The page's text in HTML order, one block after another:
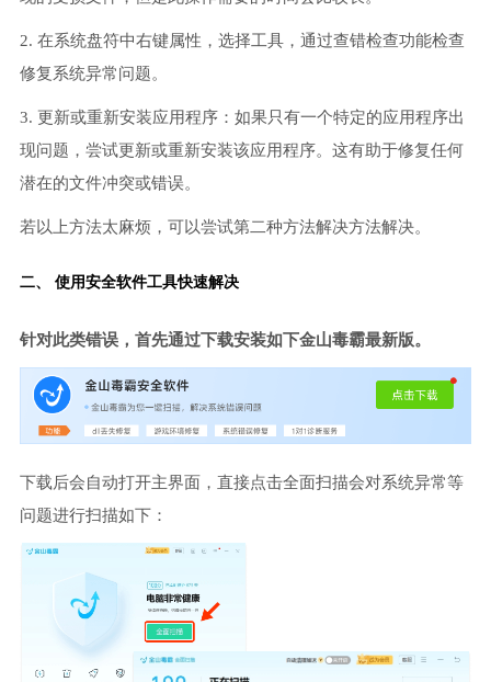
2. 在系统盘符中右键属性，选择工具，通过查错检查功能检查
修复系统异常问题。
3. 更新或重新安装应用程序：如果只有一个特定的应用程序出
现问题，尝试更新或重新安装该应用程序。这有助于修复任何
潜在的文件冲突或错误。
若以上方法太麻烦，可以尝试第二种方法解决方法解决。
二、 使用安全软件工具快速解决
针对此类错误，首先通过下载安装如下金山毒霸最新版。
下载后会自动打开主界面，直接点击全面扫描会对系统异常等
问题进行扫描如下：